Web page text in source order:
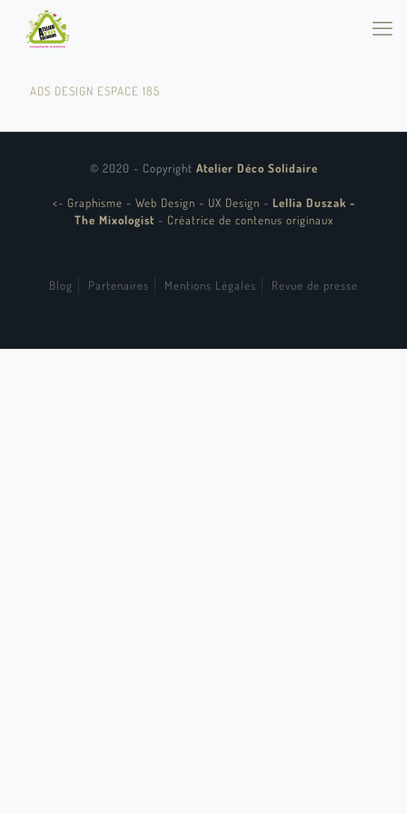
ADS DESIGN ESPACE 185
© 2020 - Copyright Atelier Déco Solidaire
<- Graphisme - Web Design - UX Design - Lellia Duszak -
The Mixologist - Créatrice de contenus originaux
Blog Partenaires Mentions Légales Revue de presse